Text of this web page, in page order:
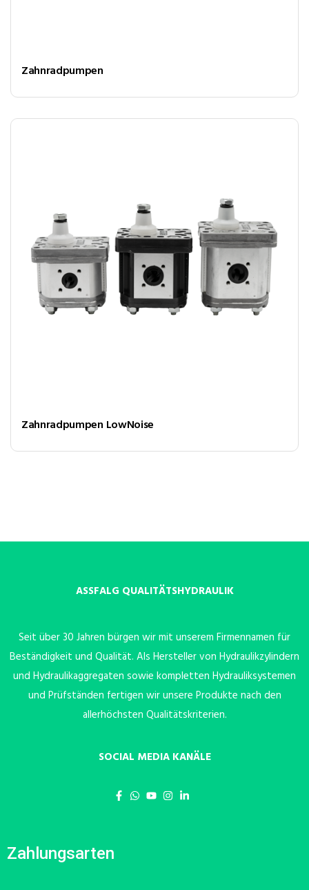
Zahnradpumpen
Zahnradpumpen LowNoise
ASSFALG QUALITÄTSHYDRAULIK
Seit über 30 Jahren bürgen wir mit unserem Firmennamen für
Beständigkeit und Qualität. Als Hersteller von Hydraulikzylindern
und Hydraulikaggregaten sowie kompletten Hydrauliksystemen
und Prüfständen fertigen wir unsere Produkte nach den
allerhöchsten Qualitätskriterien.
SOCIAL MEDIA KANÄLE
Zahlungsarten